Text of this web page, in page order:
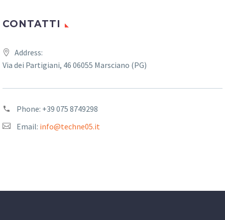
CONTATTI
Address:
Via dei Partigiani, 46 06055 Marsciano (PG)
Phone: +39 075 8749298
Email: info@techne05.it